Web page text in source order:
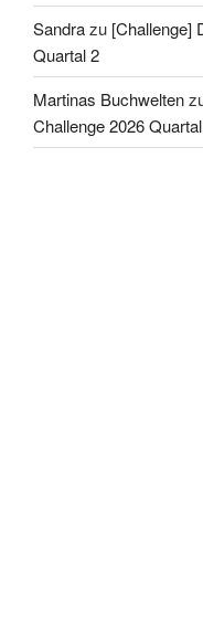
Sandrazu [Challenge]
Quartal 2
Martinas Buchwelten
Challenge 2026